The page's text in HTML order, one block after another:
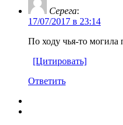
Серега:
17/07/2017 в 23:14
По ходу чья-то могила
[Цитировать]
Ответить